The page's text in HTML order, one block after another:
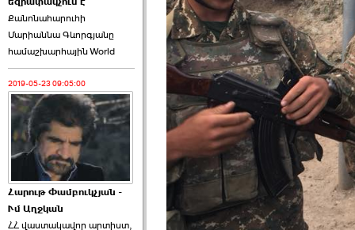
Ռուբեն Ռուբինյանը ›››
2026-06-23 21:28:00
«Ժողովուրդ»-ը
հերթական ›››
2026-06-21 23:00:00
Քանոնահարուհի
Մարիաննա Գևորգյանը
համաշխարհային World
2019-05-23 09:05:00
Հարութ Փամբուկչյան -
Ւմ Աղջկան
ՀՀ վաստակավոր արտիստ,